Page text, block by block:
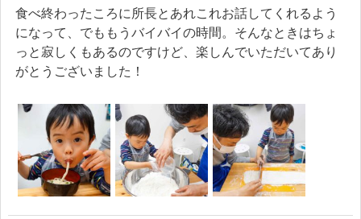
食べ終わったころに所長とあれこれお話してくれるよう
になって、でももうバイバイの時間。そんなときはちょ
っと寂しくもあるのですけど、楽しんでいただいてあり
がとうございました！